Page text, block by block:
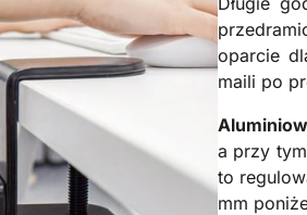
oparcie
maili po
a przy
to
mm